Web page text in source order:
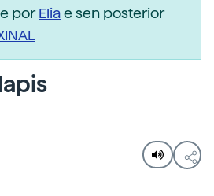
porEliae sen posterior